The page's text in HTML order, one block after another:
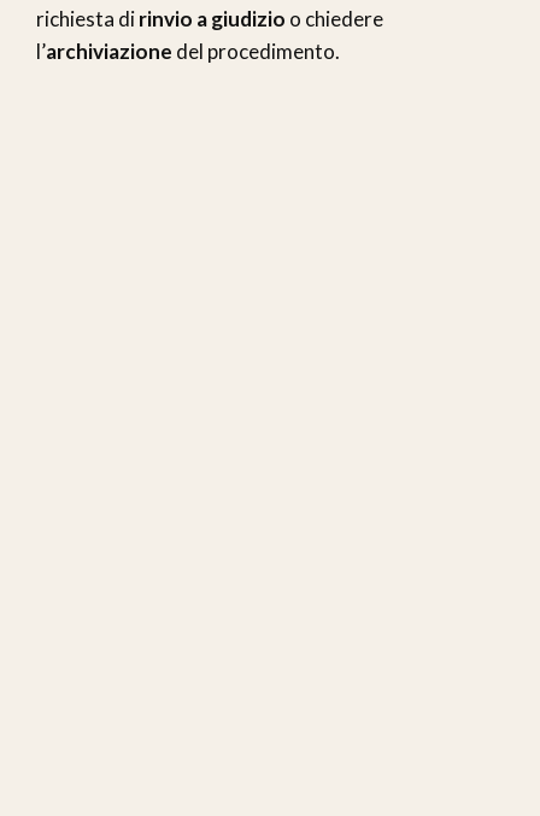
richiesta dirinvio a giudizio o chiedere
l’archiviazione del procedimento.